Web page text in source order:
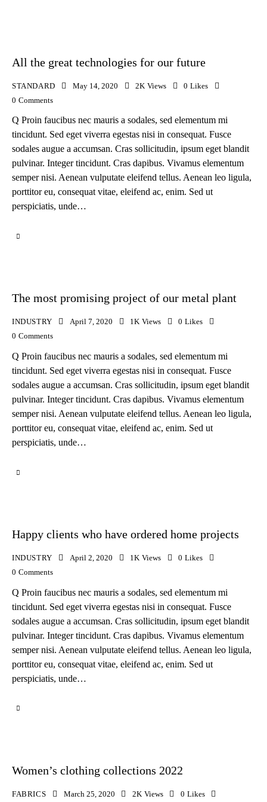
All the great technologies for our future
STANDARD May 14, 2020 2K Views 0 Likes
0 Comments
Q Proin faucibus nec mauris a sodales, sed elementum mi
tincidunt. Sed eget viverra egestas nisi in consequat. Fusce
sodales augue a accumsan. Cras sollicitudin, ipsum eget blandit
pulvinar. Integer tincidunt. Cras dapibus. Vivamus elementum
semper nisi. Aenean vulputate eleifend tellus. Aenean leo ligula,
porttitor eu, consequat vitae, eleifend ac, enim. Sed ut
perspiciatis, unde…
The most promising project of our metal plant
INDUSTRY April 7, 2020 1K Views 0 Likes
0 Comments
Q Proin faucibus nec mauris a sodales, sed elementum mi
tincidunt. Sed eget viverra egestas nisi in consequat. Fusce
sodales augue a accumsan. Cras sollicitudin, ipsum eget blandit
pulvinar. Integer tincidunt. Cras dapibus. Vivamus elementum
semper nisi. Aenean vulputate eleifend tellus. Aenean leo ligula,
porttitor eu, consequat vitae, eleifend ac, enim. Sed ut
perspiciatis, unde…
Happy clients who have ordered home projects
INDUSTRY April 2, 2020 1K Views 0 Likes
0 Comments
Q Proin faucibus nec mauris a sodales, sed elementum mi
tincidunt. Sed eget viverra egestas nisi in consequat. Fusce
sodales augue a accumsan. Cras sollicitudin, ipsum eget blandit
pulvinar. Integer tincidunt. Cras dapibus. Vivamus elementum
semper nisi. Aenean vulputate eleifend tellus. Aenean leo ligula,
porttitor eu, consequat vitae, eleifend ac, enim. Sed ut
perspiciatis, unde…
Women’s clothing collections 2022
FABRICS March 25, 2020 2K Views 0 Likes